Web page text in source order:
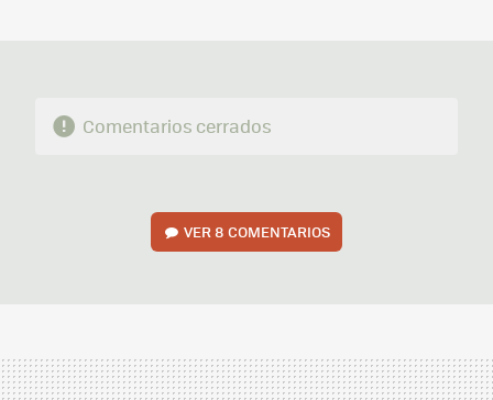
Comentarios cerrados
VER8 COMENTARIOS